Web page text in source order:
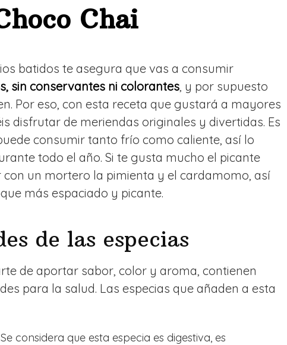
Chai
batidos te asegura que vas a consumir
sin conservantes ni colorantes, y por supuesto
Por eso, con esta receta que gustará a mayores
disfrutar de meriendas originales y divertidas. Es
consumir tanto frío como caliente, así lo
todo el año. Si te gusta mucho el picante
con un mortero la pimienta y el cardamomo, así
más espaciado y picante.
de las especias
de aportar sabor, color y aroma, contienen
para la salud. Las especias que añaden a esta
Se considera que esta especia es digestiva, es